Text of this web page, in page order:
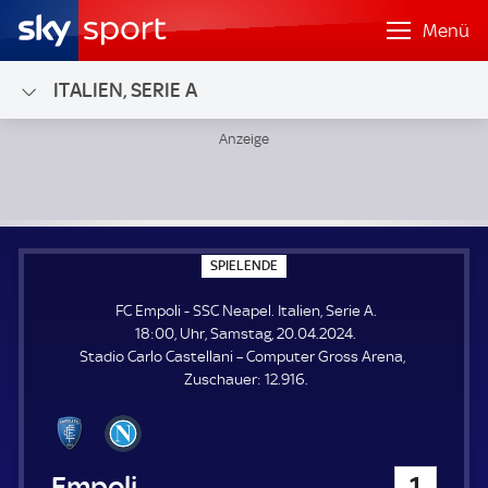
Menü
ITALIEN, SERIE A
SPIELENDE
P
E
L
E
N
D
E
FC Empoli - SSC Neapel. Italien, Serie A.
18:00, Uhr, Samstag, 20.04.2024.
Stadio Carlo Castellani – Computer Gross Arena
Zuschauer: Z
12.916.